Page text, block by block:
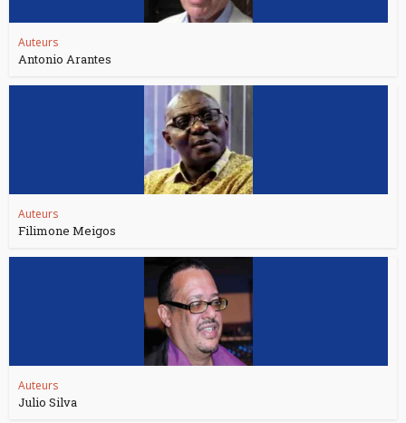
Auteurs
Antonio Arantes
Auteurs
Filimone Meigos
Auteurs
Julio Silva